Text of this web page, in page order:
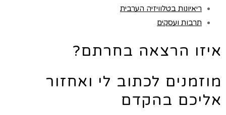
ריאיונות בטלוויזיה הערבית
תרבות ועסקים
איזו הרצאה בחרתם?
מוזמנים לכתוב לי ואחזור
אליכם בהקדם